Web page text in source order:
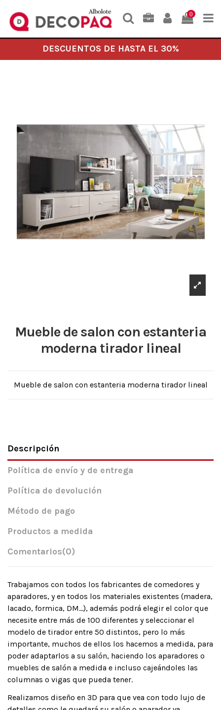
0
DESCUENTOS DE HASTA EL 30%
Mueble de salon con estanteria
moderna tirador lineal
Mueble de salon con estanteria moderna tirador lineal
Descripción
Política de envío y de entrega
Política de devolución
Método de pago
Productos a medida
Comentarios(0)
Trabajamos con todos los fabricantes de comedores y
aparadores, y en todos los materiales existentes (madera,
lacado, formica, DM…), además podrá elegir el color que
necesite entre más de 100 diferentes y seleccionar el
modelo de tirador entre 50 distintos, pero lo más
importante, muchos de ellos los hacemos a medida, para
poder adaptarlos a su salón, haciendo los aparadores o
muebles de salón a medida e incluso cajeándoles las
columnas o vigas que pueda tener.
Realizamos diseño en 3D para que vea con todo lujo de